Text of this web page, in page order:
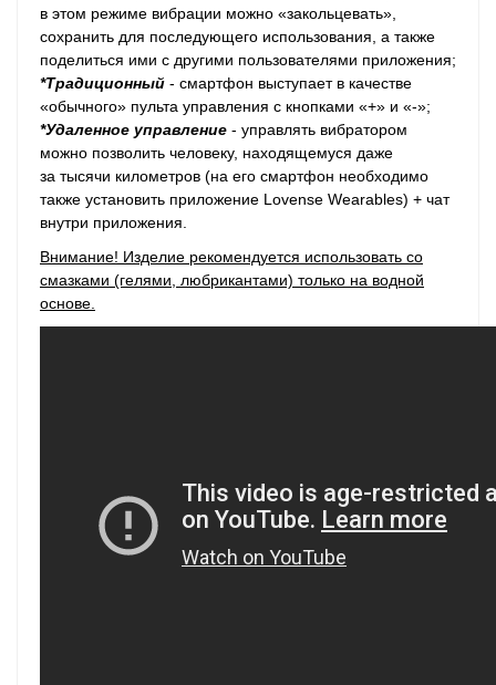
в этом режиме вибрации можно «закольцевать»,
сохранить для последующего использования, а также
поделиться ими с другими пользователями приложения;
*Традиционный - смартфон выступает в качестве
«обычного» пульта управления с кнопками «+» и «-»;
*Удаленное управление - управлять вибратором
можно позволить человеку, находящемуся даже
за тысячи километров (на его смартфон необходимо
также установить приложение Lovense Wearables) + чат
внутри приложения.
Внимание! Изделие рекомендуется использовать со
смазками (гелями, любрикантами) только на водной
основе.